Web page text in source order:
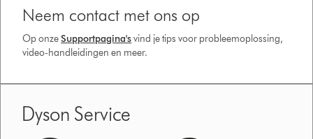
Neem contact met ons op
Op onzeSupportpagina'svind je tips voor probleemoplossing,
video-handleidingen en meer.
Dyson Service